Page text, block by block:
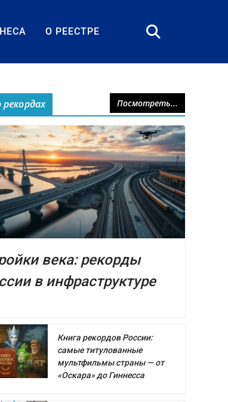
О РЕЕСТРЕ
рекордах Посмотреть...
века: рекорды
в инфраструктуре
Книга рекордов России:
самые титулованные
мультфильмы страны — от
«Оскара» до Гиннесса